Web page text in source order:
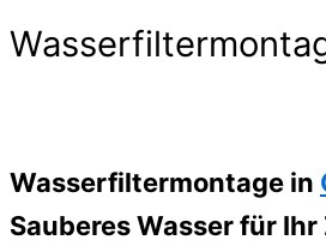
Wasserfiltermontage in
Sauberes Wasser für